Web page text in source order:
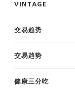
VINTAGE
交易趋势
交易趋势
健康三分吃